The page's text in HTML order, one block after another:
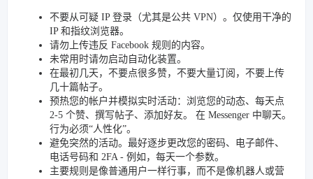
不要从可疑 IP 登录（尤其是公共 VPN）。仅使用干净的
IP 和指纹浏览器。
请勿上传违反 Facebook 规则的内容。
未常用时请勿启动自动化装置。
在最初几天，不要点很多赞，不要大量订阅，不要上传
几十篇帖子。
预热您的帐户并模拟实时活动：浏览您的动态、每天点
2-5 个赞、撰写帖子、添加好友。 在 Messenger 中聊天。
行为必须“人性化”。
避免突然的活动。最好逐步更改您的密码、电子邮件、
电话号码和 2FA - 例如，每天一个参数。
主要规则是像普通用户一样行事，而不是像机器人或营